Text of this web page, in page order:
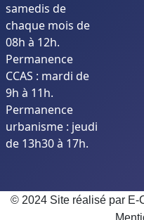
samedis de
chaque mois de
08h à 12h.
Permanence
CCAS : mardi de
9h à 11h.
Permanence
urbanisme : jeudi
de 13h30 à 17h.
© 2024 Site réalisé par E-